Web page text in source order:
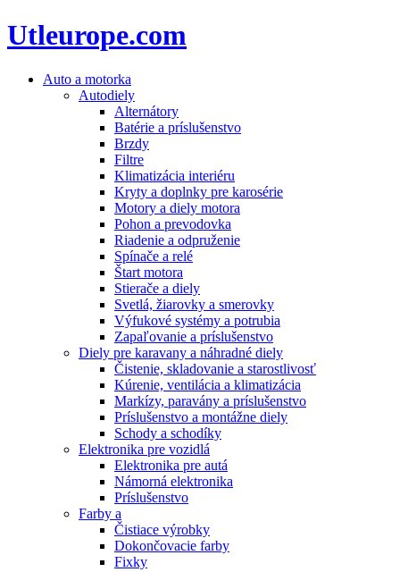
Utleurope.com
Auto a motorka
Autodiely
Alternátory
Batérie a príslušenstvo
Brzdy
Filtre
Klimatizácia interiéru
Kryty a doplnky pre karosérie
Motory a diely motora
Pohon a prevodovka
Riadenie a odpruženie
Spínače a relé
Štart motora
Stierače a diely
Svetlá, žiarovky a smerovky
Výfukové systémy a potrubia
Zapaľovanie a príslušenstvo
Diely pre karavany a náhradné diely
Čistenie, skladovanie a starostlivosť
Kúrenie, ventilácia a klimatizácia
Markízy, paravány a príslušenstvo
Príslušenstvo a montážne diely
Schody a schodíky
Elektronika pre vozidlá
Elektronika pre autá
Námorná elektronika
Príslušenstvo
Farby a
Čistiace výrobky
Dokončovacie farby
Fixky